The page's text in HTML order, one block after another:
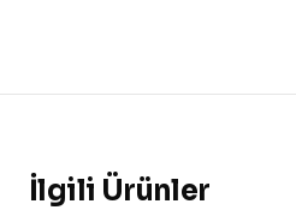
İlgili Ürünler